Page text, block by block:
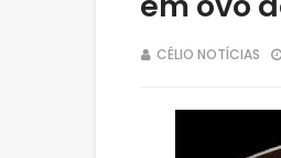
CÉLIO NOTÍCIAS